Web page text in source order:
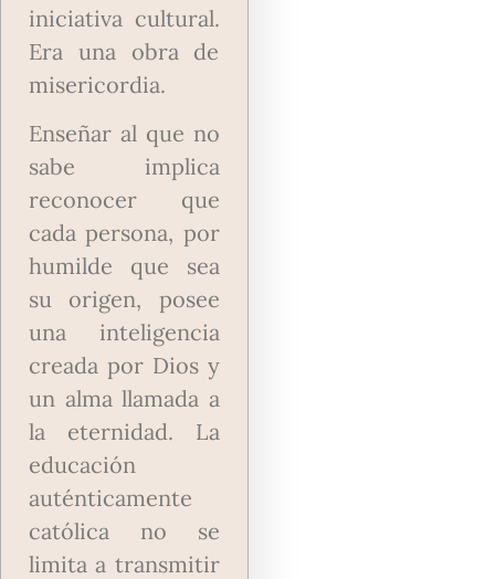
iniciativa cultural.
Era una obra de
misericordia.
Enseñar al que no
sabe implica
reconocer que
cada persona, por
humilde que sea
su origen, posee
una inteligencia
creada por Dios y
un alma llamada a
la eternidad. La
educación
auténticamente
católica no se
limita a transmitir